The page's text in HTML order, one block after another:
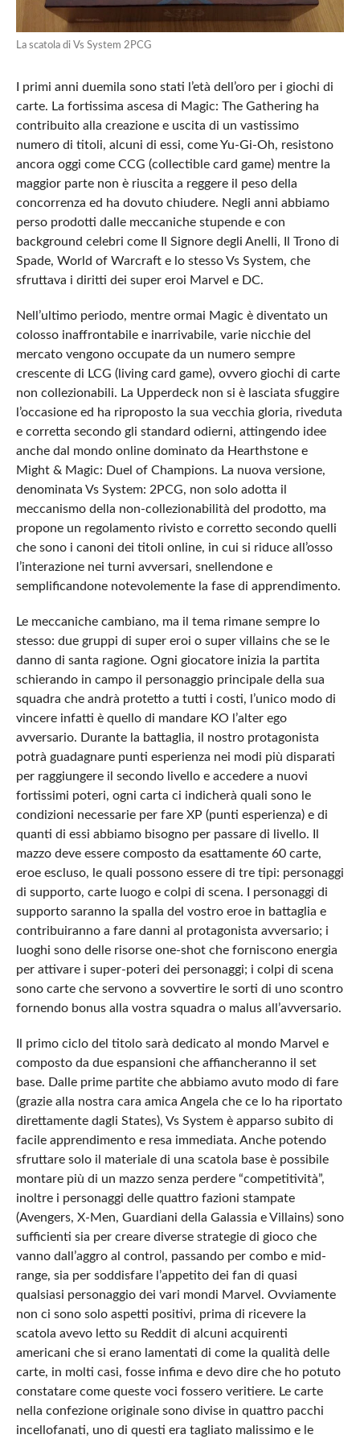
La scatola di Vs System 2PCG
I primi anni duemila sono stati l’età dell’oro per i giochi di
carte. La fortissima ascesa di Magic: The Gathering ha
contribuito alla creazione e uscita di un vastissimo
numero di titoli, alcuni di essi, come Yu-Gi-Oh, resistono
ancora oggi come CCG (collectible card game) mentre la
maggior parte non è riuscita a reggere il peso della
concorrenza ed ha dovuto chiudere. Negli anni abbiamo
perso prodotti dalle meccaniche stupende e con
background celebri come Il Signore degli Anelli, Il Trono di
Spade, World of Warcraft e lo stesso Vs System, che
sfruttava i diritti dei super eroi Marvel e DC.
Nell’ultimo periodo, mentre ormai Magic è diventato un
colosso inaffrontabile e inarrivabile, varie nicchie del
mercato vengono occupate da un numero sempre
crescente di LCG (living card game), ovvero giochi di carte
non collezionabili. La Upperdeck non si è lasciata sfuggire
l’occasione ed ha riproposto la sua vecchia gloria, riveduta
e corretta secondo gli standard odierni, attingendo idee
anche dal mondo online dominato da Hearthstone e
Might & Magic: Duel of Champions. La nuova versione,
denominata Vs System: 2PCG, non solo adotta il
meccanismo della non-collezionabilità del prodotto, ma
propone un regolamento rivisto e corretto secondo quelli
che sono i canoni dei titoli online, in cui si riduce all’osso
l’interazione nei turni avversari, snellendone e
semplificandone notevolemente la fase di apprendimento.
Le meccaniche cambiano, ma il tema rimane sempre lo
stesso: due gruppi di super eroi o super villains che se le
danno di santa ragione. Ogni giocatore inizia la partita
schierando in campo il personaggio principale della sua
squadra che andrà protetto a tutti i costi, l’unico modo di
vincere infatti è quello di mandare KO l’alter ego
avversario. Durante la battaglia, il nostro protagonista
potrà guadagnare punti esperienza nei modi più disparati
per raggiungere il secondo livello e accedere a nuovi
fortissimi poteri, ogni carta ci indicherà quali sono le
condizioni necessarie per fare XP (punti esperienza) e di
quanti di essi abbiamo bisogno per passare di livello. Il
mazzo deve essere composto da esattamente 60 carte,
eroe escluso, le quali possono essere di tre tipi: personaggi
di supporto, carte luogo e colpi di scena. I personaggi di
supporto saranno la spalla del vostro eroe in battaglia e
contribuiranno a fare danni al protagonista avversario; i
luoghi sono delle risorse one-shot che forniscono energia
per attivare i super-poteri dei personaggi; i colpi di scena
sono carte che servono a sovvertire le sorti di uno scontro
fornendo bonus alla vostra squadra o malus all’avversario.
Il primo ciclo del titolo sarà dedicato al mondo Marvel e
composto da due espansioni che affiancheranno il set
base. Dalle prime partite che abbiamo avuto modo di fare
(grazie alla nostra cara amica Angela che ce lo ha riportato
direttamente dagli States), Vs System è apparso subito di
facile apprendimento e resa immediata. Anche potendo
sfruttare solo il materiale di una scatola base è possibile
montare più di un mazzo senza perdere “competitività”,
inoltre i personaggi delle quattro fazioni stampate
(Avengers, X-Men, Guardiani della Galassia e Villains) sono
sufficienti sia per creare diverse strategie di gioco che
vanno dall’aggro al control, passando per combo e mid-
range, sia per soddisfare l’appetito dei fan di quasi
qualsiasi personaggio dei vari mondi Marvel. Ovviamente
non ci sono solo aspetti positivi, prima di ricevere la
scatola avevo letto su Reddit di alcuni acquirenti
americani che si erano lamentati di come la qualità delle
carte, in molti casi, fosse infima e devo dire che ho potuto
constatare come queste voci fossero veritiere. Le carte
nella confezione originale sono divise in quattro pacchi
incellofanati, uno di questi era tagliato malissimo e le